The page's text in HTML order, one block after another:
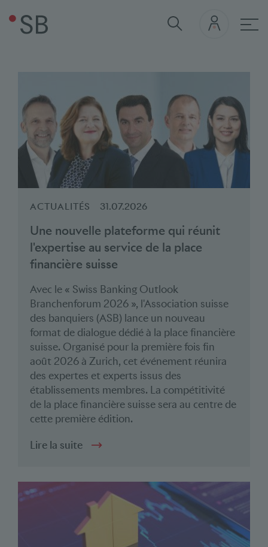
La prise de position
Le rôle des banques dans la
transition climatique
Thèmes actuels Session d’été 2026 Contact
ACTUALITÉS 31.07.2026
Une nouvelle plateforme qui réunit
l'expertise au service de la place
financière suisse
Avec le « Swiss Banking Outlook
Branchenforum 2026 », l'Association suisse
des banquiers (ASB) lance un nouveau
format de dialogue dédié à la place financière
suisse. Organisé pour la première fois fin
août 2026 à Zurich, cet événement réunira
des expertes et experts issus des
établissements membres. La compétitivité
de la place financière suisse sera au centre de
cette première édition.
Lire la suite